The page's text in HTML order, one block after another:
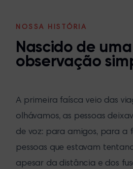
NOSSA HISTÓRIA
Nascido de uma
observação
A primeira faísca veio das
olhávamos, as pessoas
de voz: para amigos, para a
pessoas que estavam
apesar da distância e dos